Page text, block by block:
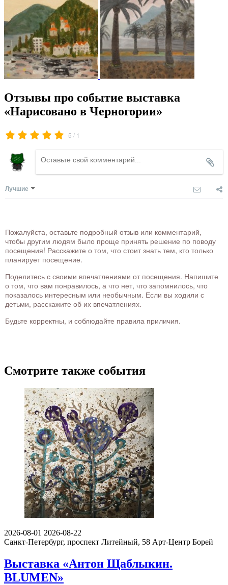
Отзывы про событие выставка
«Нарисовано в Черногории»
5 / 1
Лучшие
Пожалуйста, оставьте подробный отзыв или комментарий,
чтобы другим людям было проще принять решение по поводу
посещения! Расскажите о том, что стоит знать тем, кто только
планирует посещение.
Поделитесь с своими впечатлениями от посещения. Напишите
о том, что вам понравилось, а что нет, что запомнилось, что
показалось интересным или необычным. Если вы ходили с
детьми, расскажите об их впечатлениях.
Будьте корректны, и соблюдайте правила приличия.
Смотрите также события
2026-08-01 2026-08-22
Санкт-Петербург, проспект Литейный, 58 Арт-Центр Борей
Выставка «Антон Щаблыкин.
BLUMEN»